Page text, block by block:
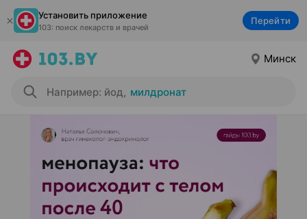
Установить приложение
103: поиск лекарств и врачей
Перейти
Минск
Например: йод, милдронат